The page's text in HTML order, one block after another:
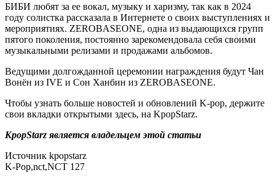
БИБИ любят за ее вокал, музыку и харизму, так как в 2024
году солистка рассказала в Интернете о своих выступлениях и
мероприятиях. ZEROBASEONE, одна из выдающихся групп
пятого поколения, постоянно зарекомендовала себя своими
музыкальными релизами и продажами альбомов.
Ведущими долгожданной церемонии награждения будут Чан
Вонён из IVE и Сон Ханбин из ZEROBASEONE.
Чтобы узнать больше новостей и обновлений K-pop, держите
свои вкладки открытыми здесь, на KpopStarz.
KpopStarz является владельцем этой статьи
Источник kpopstarz
K-Pop,nct,NCT 127